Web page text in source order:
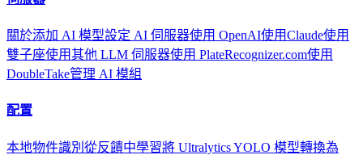
關於添加 AI 模型設定 AI 伺服器使用 OpenAI使用Claude使用
雙子座使用其他 LLM 伺服器使用 PlateRecognizer.com使用
DoubleTake管理 AI 模組
配置
本地物件識別 從反饋中學習將 Ultralytics YOLO 模型轉換為